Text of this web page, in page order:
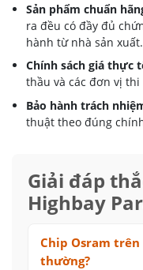
Sản phẩm chuẩn
ra đều có đầy đủ
hành từ nhà sản xuất.
Chính sách giá thực
thầu và các đơn vị thi
Bảo hành trách
thuật theo đúng
Giải đáp
Highbay
Chip Osram trên
thường?